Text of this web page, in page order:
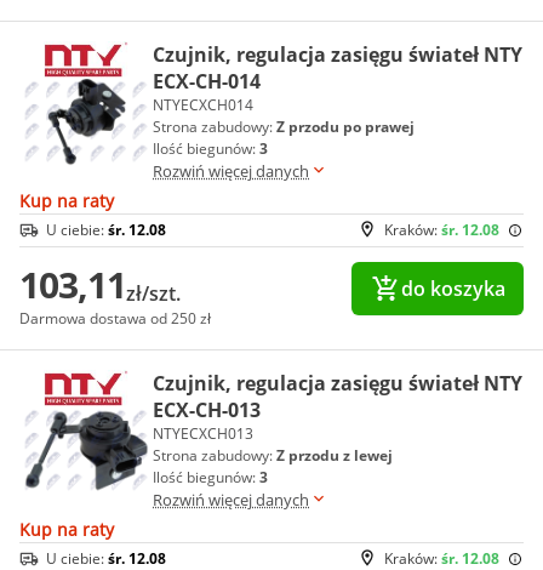
Czujnik, regulacja zasięgu świateł NTY
ECX-CH-014
NTYECXCH014
Strona zabudowy:Z przodu po prawej
Ilość biegunów:3
Rozwiń więcej danych
Kup na raty
Kraków:śr. 12.08
U ciebie:śr. 12.08
103,11zł/szt.
Darmowa dostawa od 250 zł
do koszyka
Czujnik, regulacja zasięgu świateł NTY
ECX-CH-013
NTYECXCH013
Strona zabudowy:Z przodu z lewej
Ilość biegunów:3
Rozwiń więcej danych
Kup na raty
Kraków:śr. 12.08
U ciebie:śr. 12.08